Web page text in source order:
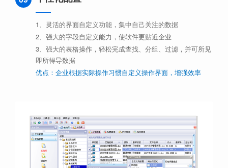
1、灵活的界面自定义功能，集中自己关注的数据
2、强大的字段自定义能力，使软件更贴近企业
3、强大的表格操作，轻松完成查找、分组、过滤，并可所见
即所得导数据
优点：企业根据实际操作习惯自定义操作界面，增强效率